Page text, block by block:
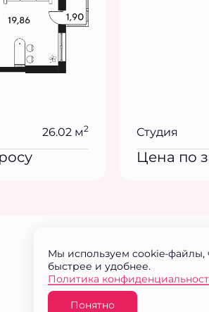
26.02 м2 Студия
Цена по
Мы используем cookie-файлы,
быстрее и удобнее.
Политика
Понятно